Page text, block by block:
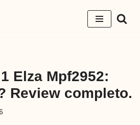
Elza Mpf2952:
Review completo.